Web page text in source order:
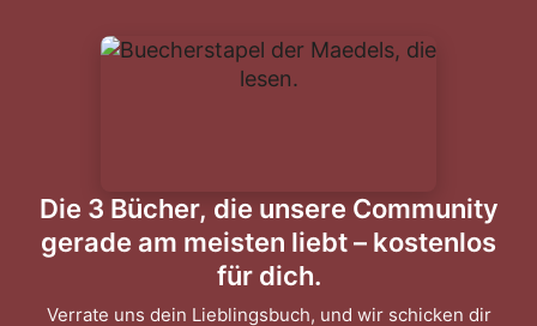
Die 3 Bücher, die unsere Community
gerade am meisten liebt – kostenlos
für dich.
Verrate uns dein Lieblingsbuch, und wir schicken dir